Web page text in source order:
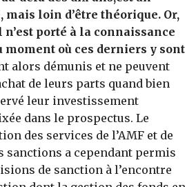
mais loin d’être théorique. Or,
porté à la connaissance
moment où ces derniers y sont
alors démunis et ne peuvent
de leurs parts quand bien
leur investissement
dans le prospectus. Le
des services de l’AMF et de
sanctions a cependant permis
de sanction à l’encontre